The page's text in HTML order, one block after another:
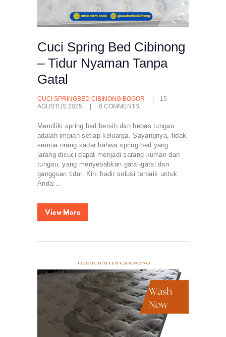
Cuci Spring Bed Cibinong
– Tidur Nyaman Tanpa
Gatal
CUCI SPRINGBED CIBINONG BOGOR
15
AGUSTUS 2025
0 COMMENTS
Memiliki spring bed bersih dan bebas tungau
adalah impian setiap keluarga. Sayangnya, tidak
semua orang sadar bahwa spring bed yang
jarang dicuci dapat menjadi sarang kuman dan
tungau, yang menyebabkan gatal-gatal dan
gangguan tidur. Kini hadir solusi terbaik untuk
Anda:…
View More